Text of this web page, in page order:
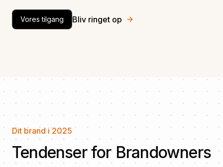
Vores tilgang Bliv ringet op
Dit brand i 2025
Tendenser for Brandowners